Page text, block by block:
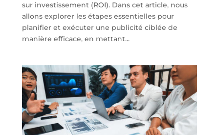
sur investissement (ROI). Dans cet article, nous
allons explorer les étapes essentielles pour
planifier et exécuter une publicité ciblée de
manière efficace, en mettant...